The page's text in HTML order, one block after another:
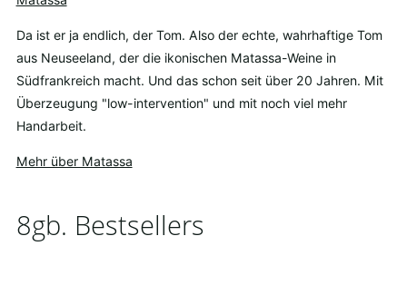
Da ist er ja endlich, der Tom. Also der echte, wahrhaftige Tom
aus Neuseeland, der die ikonischen Matassa-Weine in
Südfrankreich macht. Und das schon seit über 20 Jahren. Mit
Überzeugung "low-intervention" und mit noch viel mehr
Handarbeit.
Mehr über Matassa
8gb. Bestsellers